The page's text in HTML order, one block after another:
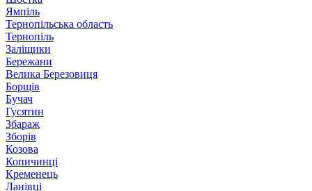
Ямпіль
Тернопільська область
Тернопіль
Заліщики
Бережани
Велика Березовиця
Борщів
Бучач
Гусятин
Збараж
Зборів
Козова
Копичинці
Кременець
Ланівці